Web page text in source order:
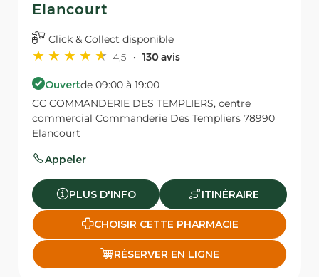
Elancourt
Click & Collect disponible
4,5
130 avis
Ouvertde 09:00 à 19:00
CC COMMANDERIE DES TEMPLIERS, centre
commercial Commanderie Des Templiers 78990
Elancourt
Appeler
PLUS D'INFO ITINÉRAIRE
CHOISIR CETTE PHARMACIE
RÉSERVER EN LIGNE